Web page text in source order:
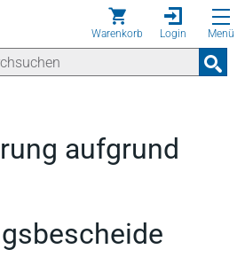
Warenkorb Login Menü
aufgrund